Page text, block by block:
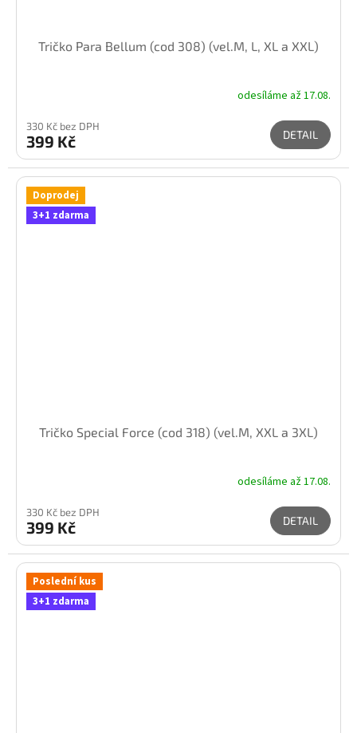
Tričko Para Bellum (cod 308) (vel.M, L, XL a XXL)
odesíláme až 17.08.
330 Kč bez DPH
399 Kč DETAIL
Doprodej
3+1 zdarma
Tričko Special Force (cod 318) (vel.M, XXL a 3XL)
odesíláme až 17.08.
330 Kč bez DPH
399 Kč DETAIL
Poslední kus
3+1 zdarma